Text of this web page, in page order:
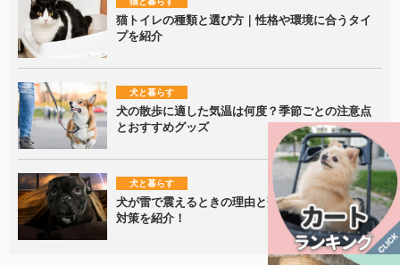
猫トイレの種類と選び方｜性格や環境に合うタイ
プを紹介
犬と暮らす
犬の散歩に適した気温は何度？季節ごとの注意点
とおすすめグッズ
犬と暮らす
犬が雷で震えるときの理由と落ち着かせるための
対策を紹介！